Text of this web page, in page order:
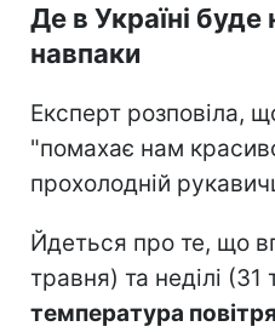
Де в Україні
навпаки
Експерт розповіла,
"помахає нам
прохолодній
Йдеться про те, що
травня) та неділі (31
температура